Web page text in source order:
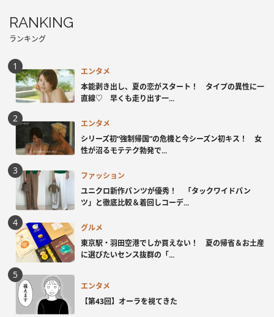
RANKING
ランキング
エンタメ
本能剥き出し、夏の恋がスタート！ タイプの異性に一
直線♡ 早くも走り出す一...
エンタメ
シリーズ初“強制帰国”の危機と今シーズン初キス！ 女
性が沼るモテテク勃発で...
ファッション
ユニクロ新作パンツが優秀！ 「タックワイドパン
ツ」と徹底比較＆着回しコーデ...
グルメ
東京駅・羽田空港でしか買えない！ 夏の帰省＆お土産
に選びたいセンス抜群の「...
エンタメ
【第43回】オーラを視てきた